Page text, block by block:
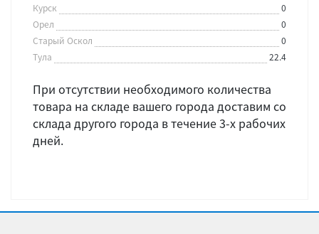
Курск
0
Орел
0
Старый Оскол
0
Тула
22.4
При отсутствии необходимого количества
товара на складе вашего города доставим со
склада другого города в течение 3-х рабочих
дней.